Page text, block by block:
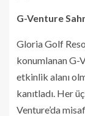
G-Venture
Gloria Golf
konumlanan G-
etkinlik alanı
kanıtladı. Her
Venture’da